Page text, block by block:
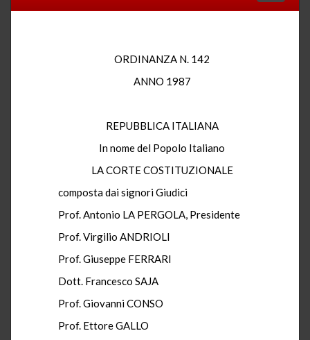
ORDINANZA N. 142
ANNO 1987
REPUBBLICA ITALIANA
In nome del Popolo Italiano
LA CORTE COSTITUZIONALE
composta dai signori Giudici
Prof. Antonio LA PERGOLA, Presidente
Prof. Virgilio ANDRIOLI
Prof. Giuseppe FERRARI
Dott. Francesco SAJA
Prof. Giovanni CONSO
Prof. Ettore GALLO